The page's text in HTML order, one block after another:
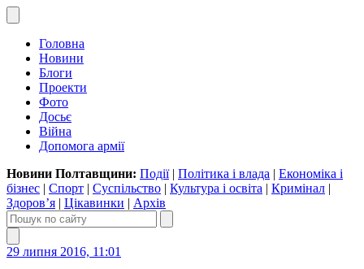
Головна
Новини
Блоги
Проекти
Фото
Досьє
Війна
Допомога армії
Новини Полтавщини: Події| Політика і влада | Економіка і
бізнес | Спорт | Суспільство | Культура і освіта | Кримінал |
Здоров’я | Цікавинки | Архів
29 липня 2016, 11:01